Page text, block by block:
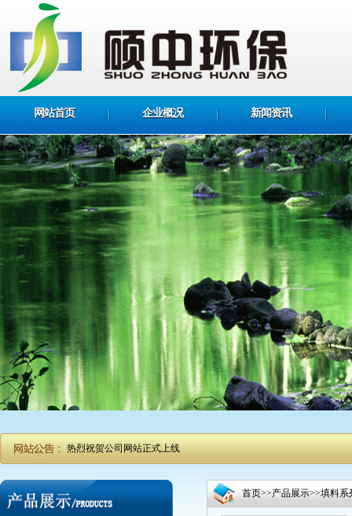
网站首页 企业概况 新闻资讯
热烈祝贺公司网站正式上线
首页>>产品展示>>填料系